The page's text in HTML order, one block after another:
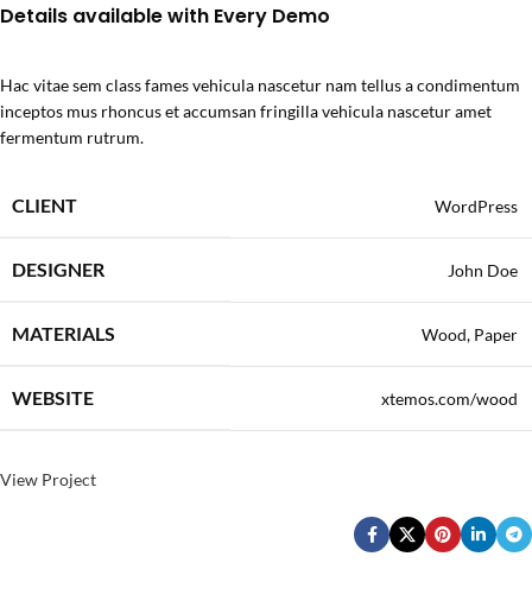
Details available with Every Demo
Hac vitae sem class fames vehicula nascetur nam tellus a condimentum
inceptos mus rhoncus et accumsan fringilla vehicula nascetur amet
fermentum rutrum.
CLIENT WordPress
DESIGNER John Doe
MATERIALS Wood, Paper
WEBSITE xtemos.com/wood
View Project